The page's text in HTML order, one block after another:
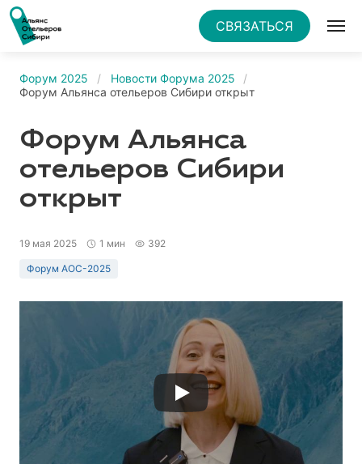
СВЯЗАТЬСЯ
Форум 2025
Новости Форума 2025
Форум Альянса отельеров Сибири открыт
Форум Альянса
отельеров Сибири
открыт
19 мая 2025 1 мин 392
Форум АОС-2025